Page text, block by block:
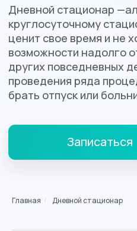
Записаться
проведения ряда процедур не
брать отпуск или больничный.
Главная / Дневной стационар